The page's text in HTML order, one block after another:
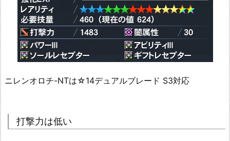
ニレンオロチ-NTは☆14デュアルブレード S3対応
打撃力は低い